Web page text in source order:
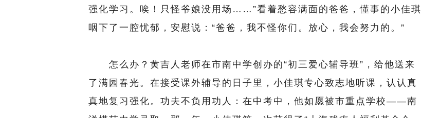
强化学习。唉！只怪爷娘没用场……”看着愁容满面的爸爸，懂事的小佳琪
咽下了一腔忧郁，安慰说：“爸爸，我不怪你们。放心，我会努力的。”
怎么办？黄吉人老师在市南中学创办的“初三爱心辅导班”，给他送来
了满园春光。在接受课外辅导的日子里，小佳琪专心致志地听课，认认真
真地复习强化。功夫不负用功人：在中考中，他如愿被市重点学校——南